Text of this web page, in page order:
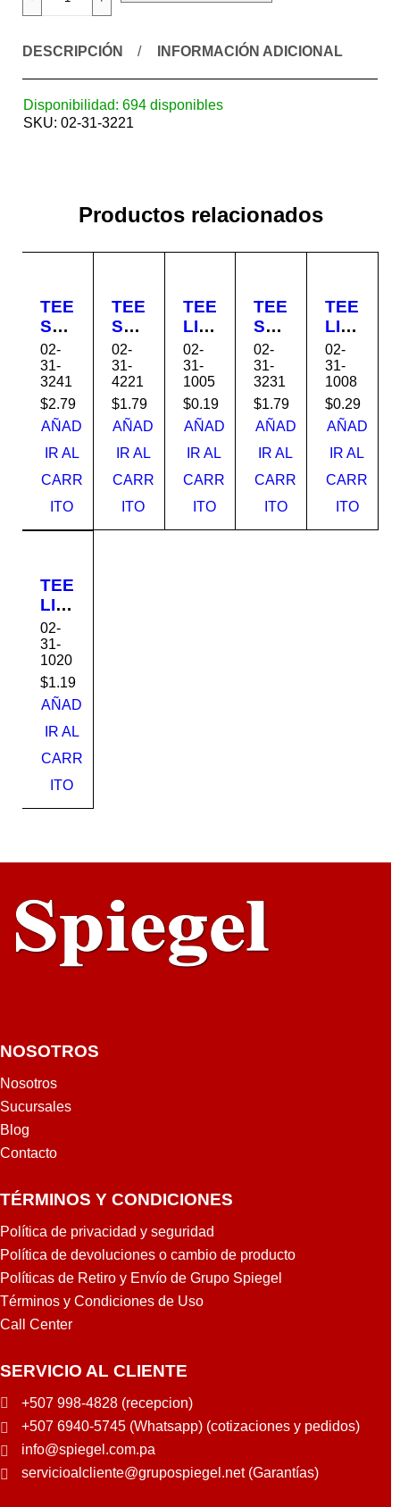
DESCRIPCIÓN INFORMACIÓN ADICIONAL
Disponibilidad: 694 disponibles
SKU: 02-31-3221
Productos relacionados
TEE
SA
NIT
ARI
A
PV
C
4x4
S-
21
02-
31-
3241
$2.79
AÑAD
IR AL
CARR
ITO
TEE
SA
NIT
ARI
A
DO
BL
E
2x2
S-
21
02-
31-
4221
$1.79
AÑAD
IR AL
CARR
ITO
TEE
LIS
A
AG
UA
1/2"
S-
40
02-
31-
1005
$0.19
AÑAD
IR AL
CARR
ITO
TEE
SA
NIT
ARI
A
PV
C
3x3
S-
21
02-
31-
3231
$1.79
AÑAD
IR AL
CARR
ITO
TEE
LIS
A
AG
UA
3/4
S-
40
02-
31-
1008
$0.29
AÑAD
IR AL
CARR
ITO
TEE
LIS
A
AG
UA
2"
S-
40
02-
31-
1020
$1.19
AÑAD
IR AL
CARR
ITO
NOSOTROS
Nosotros
Sucursales
Blog
Contacto
TÉRMINOS Y CONDICIONES
Política de privacidad y seguridad
Política de devoluciones o cambio de producto
Políticas de Retiro y Envío de Grupo Spiegel
Términos y Condiciones de Uso
Call Center
SERVICIO AL CLIENTE
+507 998-4828 (recepcion)
+507 6940-5745 (Whatsapp) (cotizaciones y pedidos)
info@spiegel.com.pa
servicioalcliente@grupospiegel.net (Garantías)